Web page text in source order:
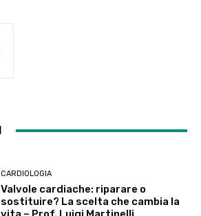
CARDIOLOGIA
Valvole cardiache: riparare o
sostituire? La scelta che cambia la